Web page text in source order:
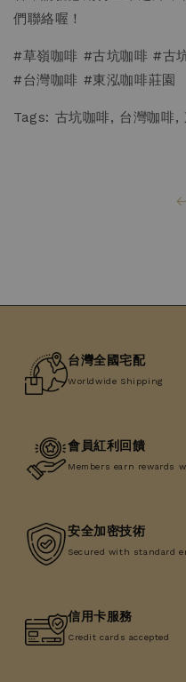
們聯絡喔！
#草嶺咖啡 #古坑咖啡 #古
#台灣咖啡 #東泓咖啡莊園
Tags: 古坑咖啡, 台灣咖啡,
台灣全國宅配
Worldwide Shipping
會員紅利回饋
Members earn rewards
安全加密技術
Secured with standard
信用卡服務
Credit cards accepted